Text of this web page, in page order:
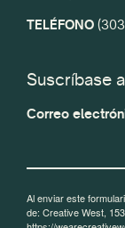
TELÉFONO
Suscríbase
Correo
Al enviar este
de: Creative West,